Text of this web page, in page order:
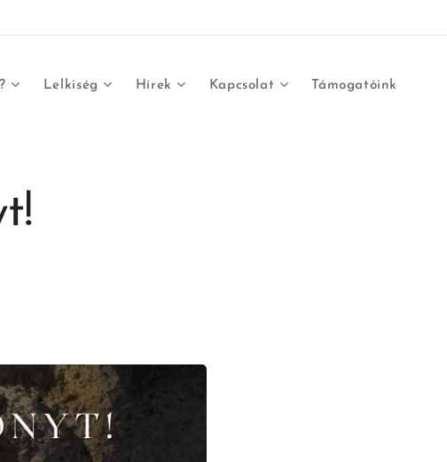
Lelkiség Hírek Kapcsolat Támogatóink